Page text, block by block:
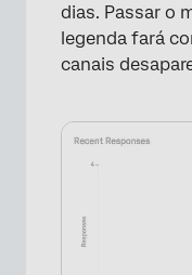
dias. Passar o
legenda fará
canais